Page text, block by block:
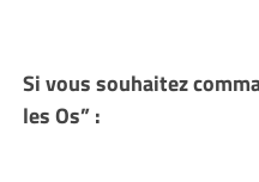
Si vous souhaitez
les Os” :